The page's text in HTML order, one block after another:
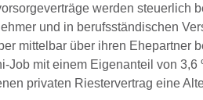
werden steuerlich
und in berufsständischen
mittelbar über ihren
Job mit einem Eigenanteil von
privaten Riestervertrag eine